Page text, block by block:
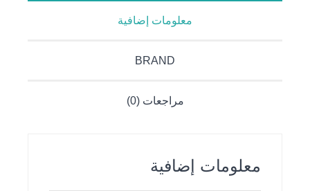
معلومات إضافية
BRAND
مراجعات (0)
معلومات إضافية